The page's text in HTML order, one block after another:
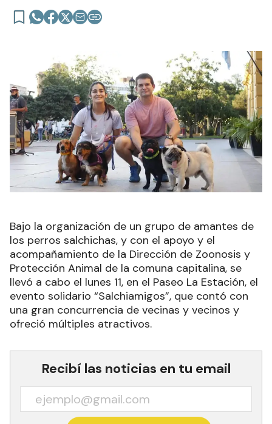
Bajo la organización de un grupo de amantes de
los perros salchichas, y con el apoyo y el
acompañamiento de la Dirección de Zoonosis y
Protección Animal de la comuna capitalina, se
llevó a cabo el lunes 11, en el Paseo La Estación, el
evento solidario “Salchiamigos”, que contó con
una gran concurrencia de vecinas y vecinos y
ofreció múltiples atractivos.
Recibí las noticias en tu email